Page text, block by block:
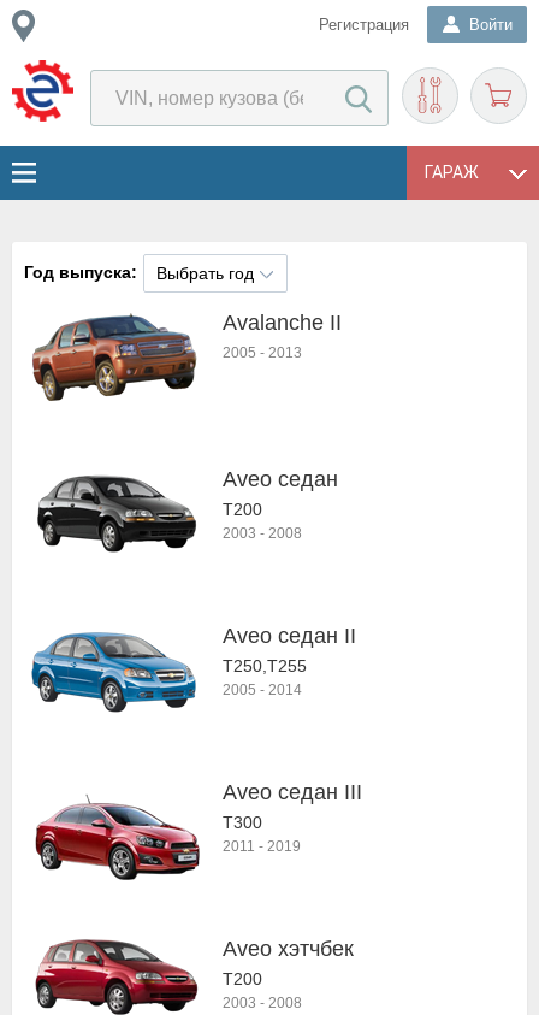
Регистрация Войти
ГАРАЖ
Год выпуска: Выбрать год
Avalanche II
2005 - 2013
Aveo седан
T200
2003 - 2008
Aveo седан II
T250,T255
2005 - 2014
Aveo седан III
T300
2011 - 2019
Aveo хэтчбек
T200
2003 - 2008